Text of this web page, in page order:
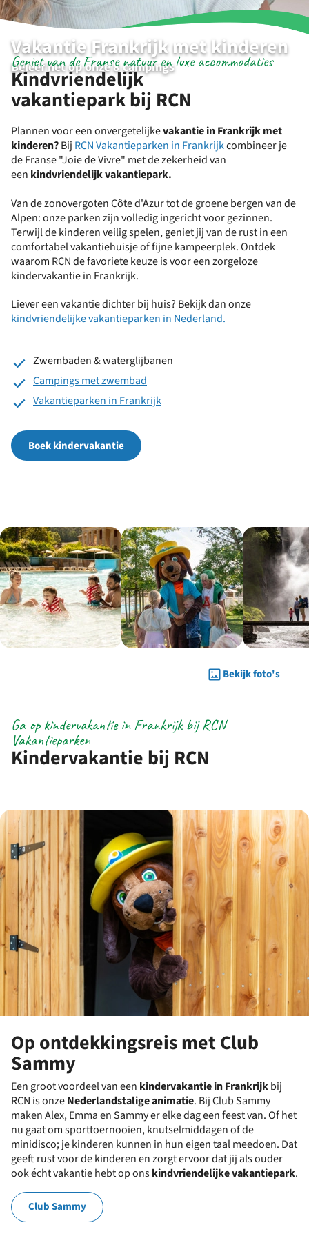
Vakantie Frankrijk met kinderen
Beleef het op onze 8 campings
Kindvriendelijk
vakantiepark bij RCN
Geniet van de Franse natuur en luxe accommodaties
Plannen voor een onvergetelijkevakantie in Frankrijk met
kinderen?Bij RCN Vakantieparken in Frankrijkcombineer je
de Franse "Joie de Vivre" met de zekerheid van
een kindvriendelijk vakantiepark.
Van de zonovergoten Côte d'Azur tot de groene bergen van de
Alpen: onze parken zijn volledig ingericht voor gezinnen.
Terwijl de kinderen veilig spelen, geniet jij van de rust in een
comfortabel vakantiehuisje of fijne kampeerplek. Ontdek
waarom RCN de favoriete keuze is voor een zorgeloze
kindervakantie in Frankrijk.
Liever een vakantie dichter bij huis? Bekijk dan onze
kindvriendelijke vakantieparken in Nederland.
Zwembaden & waterglijbanen
Campings met zwembad
Vakantieparken in Frankrijk
Boek kindervakantie
Bekijk foto's
Kindervakantie bij RCN
Ga op kindervakantie in Frankrijk bij RCN
Vakantieparken
Op ontdekkingsreis met Club
Sammy
Een groot voordeel van een kindervakantie in Frankrijkbij
RCN is onzeNederlandstalige animatie. Bij Club Sammy
maken Alex, Emma en Sammy er elke dag een feest van. Of het
nu gaat om sporttoernooien, knutselmiddagen of de
minidisco; je kinderen kunnen in hun eigen taal meedoen. Dat
geeft rust voor de kinderen en zorgt ervoor dat jij als ouder
ook écht vakantie hebt op onskindvriendelijke vakantiepark.
Club Sammy